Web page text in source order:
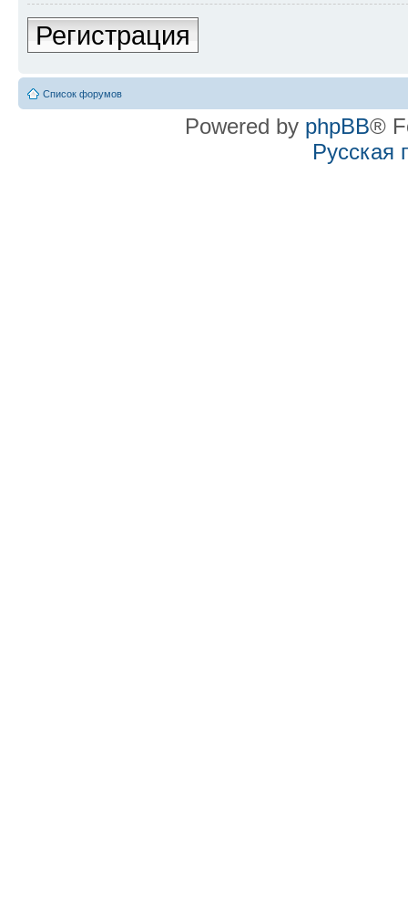
Регистрация
Список форумов
Powered by phpBB®
Русская